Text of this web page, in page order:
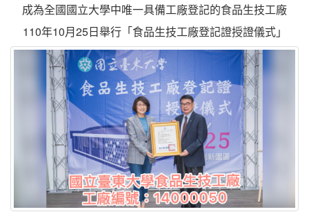
成為全國國立大學中唯一具備工廠登記的食品生技工廠
110年10月25日舉行「食品生技工廠登記證授證儀式」